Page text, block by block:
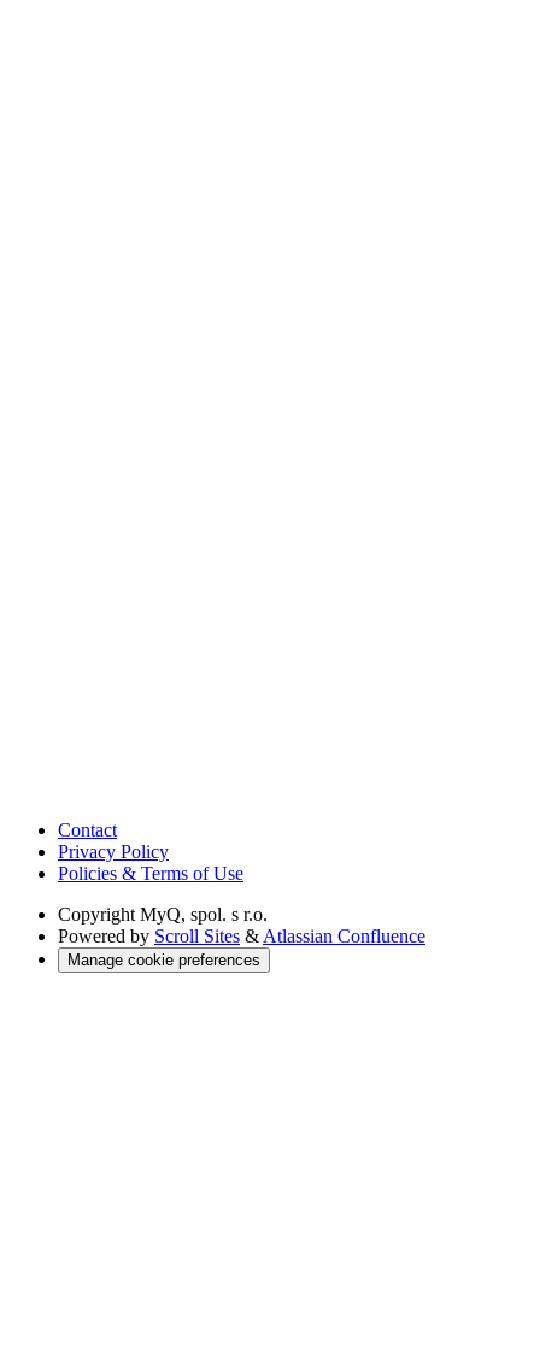
Contact
Privacy Policy
Policies & Terms of Use
Copyright MyQ, spol. s r.o.
Powered by Scroll Sites & Atlassian Confluence
Manage cookie preferences